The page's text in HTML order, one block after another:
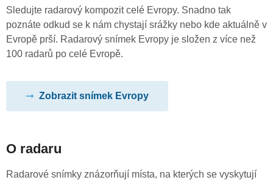
Sledujte radarový kompozit celé Evropy. Snadno tak
poznáte odkud se k nám chystají srážky nebo kde aktuálně v
Evropě prší. Radarový snímek Evropy je složen z více než
100 radarů po celé Evropě.
Zobrazit snímek Evropy
O radaru
Radarové snímky znázorňují místa, na kterých se vyskytují